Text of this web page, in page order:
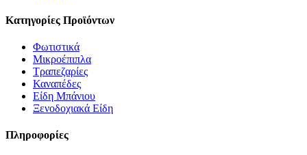
Κατηγορίες Προϊόντων
Φωτιστικά
Μικροέπιπλα
Τραπεζαρίες
Καναπέδες
Είδη Μπάνιου
Ξενοδοχιακά Είδη
Πληροφορίες